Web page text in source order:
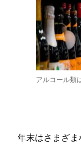
アルコール類
年末はさまざま